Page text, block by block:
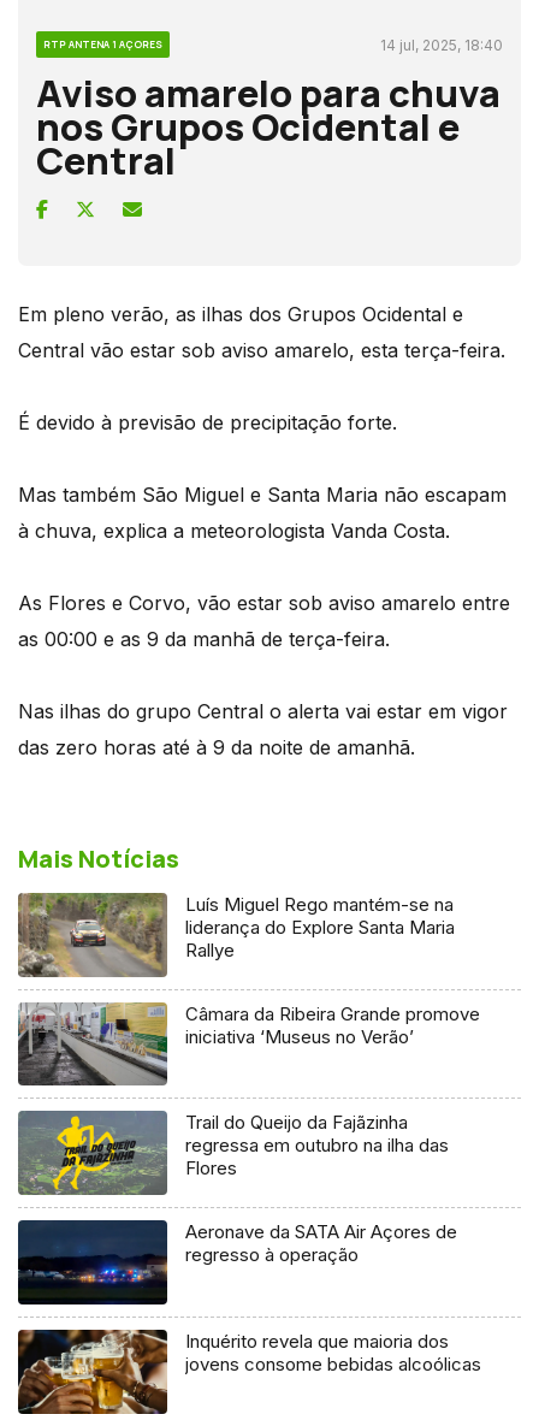
RTP ANTENA 1 AÇORES 14 jul, 2025, 18:40
Aviso amarelo para chuva
nos Grupos Ocidental e
Central
Em pleno verão, as ilhas dos Grupos Ocidental e
Central vão estar sob aviso amarelo, esta terça-feira.
É devido à previsão de precipitação forte.
Mas também São Miguel e Santa Maria não escapam
à chuva, explica a meteorologista Vanda Costa.
As Flores e Corvo, vão estar sob aviso amarelo entre
as 00:00 e as 9 da manhã de terça-feira.
Nas ilhas do grupo Central o alerta vai estar em vigor
das zero horas até à 9 da noite de amanhã.
Mais Notícias
Luís Miguel Rego mantém-se na
liderança do Explore Santa Maria
Rallye
Câmara da Ribeira Grande promove
iniciativa ‘Museus no Verão’
Trail do Queijo da Fajãzinha
regressa em outubro na ilha das
Flores
Aeronave da SATA Air Açores de
regresso à operação
Inquérito revela que maioria dos
jovens consome bebidas alcoólicas